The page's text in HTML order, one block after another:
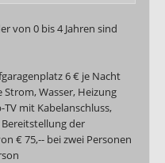
von 0 bis 4 Jahren sind
6 € je Nacht
Wasser, Heizung
mit Kabelanschluss,
der
€ 75,-- bei zwei Personen